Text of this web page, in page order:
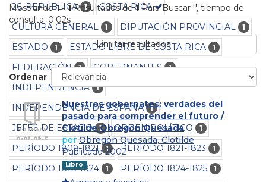
26. REPÚBLICA 1
COSTA RICA
CULTURA GENERAL
1 DIPUTACIÓN PROVINCIAL 1
ESTADO 1 ESTADO LIBRE DE COSTA RICA 1
FEDERACIÓN 1 GOBERNANTES 1
INDEPENDENCIA 1
INDEPENDENCIA DE ESPAÑA 1
JEFES DE ESTADO 1 ORDEN POLÍTICO 1
PERÍODO 1809-1821 1 PERÍODO 1821-1823 1
PERÍODO 1823-1824 1 PERÍODO 1824-1825 1
Mostrando1 - 1Resultados de1Para Buscar '', tiempo de
consulta: 0.02s
Limitar resultados
Ordenar
Nuestros gobernates: verdades del
pasado para comprender el futuro /
Clotilde Obregón Quesada
porObregón Quesada, Clotilde
Publicado 2002
Libro